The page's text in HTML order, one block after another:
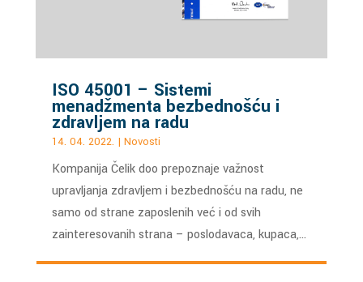
ISO 45001 – Sistemi
menadžmenta bezbednošću i
zdravljem na radu
14. 04. 2022. | Novosti
Kompanija Čelik doo prepoznaje važnost
upravljanja zdravljem i bezbednošću na radu, ne
samo od strane zaposlenih već i od svih
zainteresovanih strana – poslodavaca, kupaca,…